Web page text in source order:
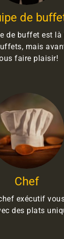
de
de buffet est là
mais
faire plaisir!
Chef
exécutif
des plats